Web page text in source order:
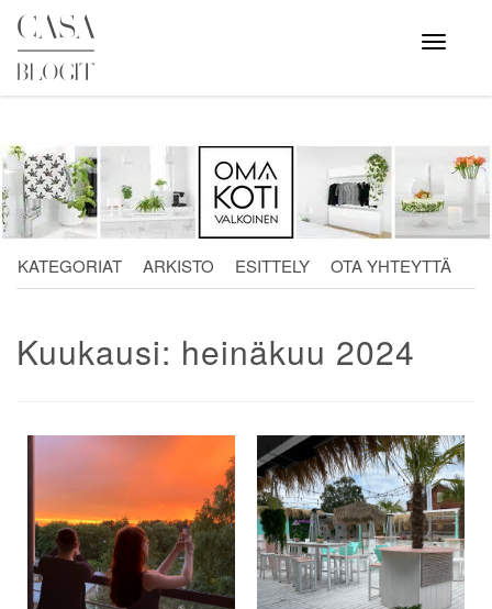
Skip
content
Avaa
valikko
KATEGORIAT ARKISTO ESITTELY OTA YHTEYTTÄ
Kuukausi: heinäkuu 2024